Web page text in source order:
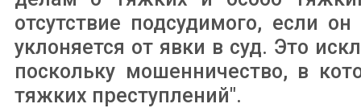
отсутствие подсудимого, если
уклоняется от явки в суд. Это
поскольку мошенничество, в
тяжких преступлений".